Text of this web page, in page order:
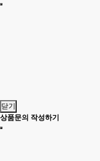
닫기
상품문의 작성하기